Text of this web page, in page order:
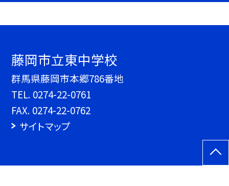
藤岡市立東中学校
群馬県藤岡市本郷786番地
TEL. 0274-22-0761
FAX. 0274-22-0762
サイトマップ